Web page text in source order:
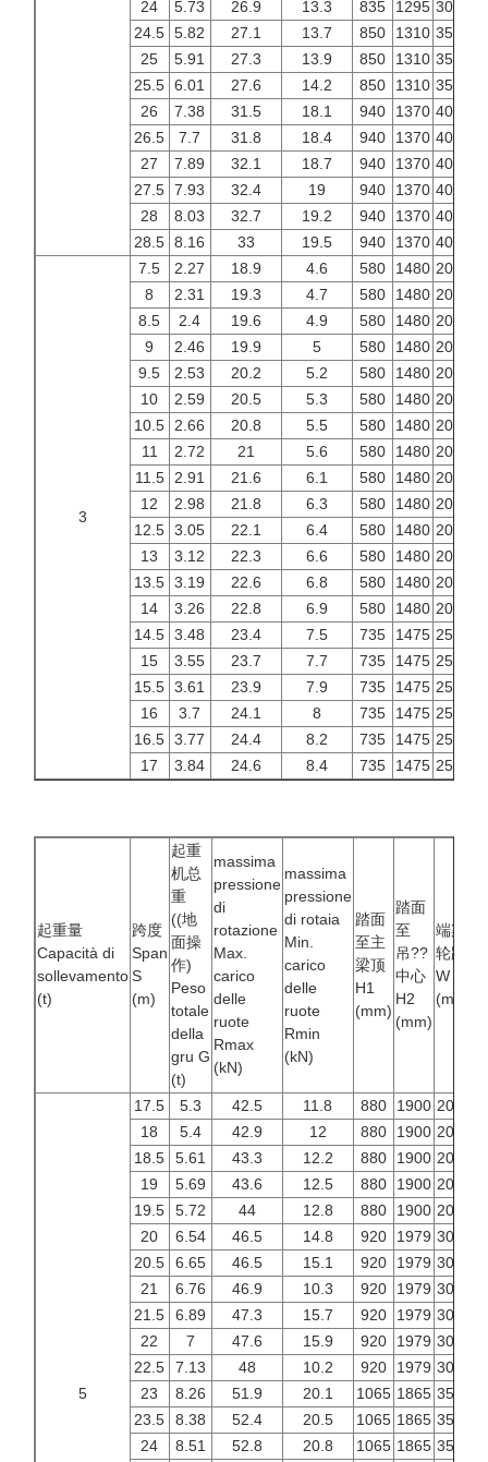
24 5.73 26.9 13.3 835 1295 3000
24.5 5.82 27.1 13.7 850 1310 3500
25
5.91 27.3 13.9 850 1310 3500
25.5 6.01 27.6 14.2 850 1310 3500
26
7.38 31.5 18.1 940 1370 4000
26.5
7.7 31.8 18.4 940 1370 4000
27
7.89 32.1 18.7 940 1370 4000
27.5 7.93 32.4 19 940 1370 4000
28
8.03 32.7 19.2 940 1370 4000
28.5 8.16 33 19.5 940 1370 4000
3
7.5 2.27 18.9 4.6 580 1480 2000
8
2.31 19.3 4.7 580 1480 2000
8.5
2.4 19.6 4.9 580 1480 2000
9
2.46 19.9 5 580 1480 2000
9.5
2.53 20.2 5.2 580 1480 2000
10
2.59 20.5 5.3 580 1480 2000
10.5 2.66 20.8 5.5 580 1480 2000
11
2.72 21 5.6 580 1480 2000
11.5 2.91 21.6 6.1 580 1480 2000
12
2.98 21.8 6.3 580 1480 2000
12.5 3.05 22.1 6.4 580 1480 2000
13
3.12 22.3 6.6 580 1480 2000
13.5 3.19 22.6 6.8 580 1480 2000
14
3.26 22.8 6.9 580 1480 2000
14.5 3.48 23.4 7.5 735 1475 2500
15
3.55 23.7 7.7 735 1475 2500
15.5 3.61 23.9 7.9 735 1475 2500
16
3.7 24.1 8 735 1475 2500
16.5 3.77 24.4 8.2 735 1475 2500
17
3.84 24.6 8.4 735 1475 2500
起重量
Capacità di
sollevamento
(t)
跨度
Span
S
(m)
起重
机总
重
((地
面操
作)
Peso
totale
della
gru G
(t)
massima
pressione
di
rotazione
Max.
carico
delle
ruote
Rmax
(kN)
massima
pressione
di rotaia
Min.
carico
delle
ruote
Rmin
(kN)
踏面
至主
梁顶
H1
(mm)
踏面
至
吊??
中心
H2
(mm)
端梁
轮距
W
(mm)
5
17.5 5.3 42.5 11.8 880 1900 2000
18
5.4 42.9 12 880 1900 2000
18.5
5.61 43.3 12.2 880 1900 2000
19
5.69 43.6 12.5 880 1900 2000
19.5
5.72 44 12.8 880 1900 2000
20
6.54 46.5 14.8 920 1979 3000
20.5
6.65 46.5 15.1 920 1979 3000
21
6.76 46.9 10.3 920 1979 3000
21.5
6.89 47.3 15.7 920 1979 3000
22
7 47.6 15.9 920 1979 3000
22.5
7.13 48 10.2 920 1979 3000
23
8.26 51.9 20.1 1065 1865 3500
23.5
8.38 52.4 20.5 1065 1865 3500
24
8.51 52.8 20.8 1065 1865 3500